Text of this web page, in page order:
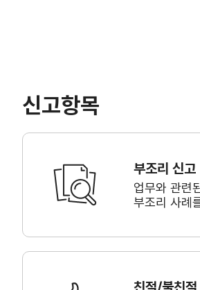
신고항목
부조리 신고
업무와 관련
부조리 사례